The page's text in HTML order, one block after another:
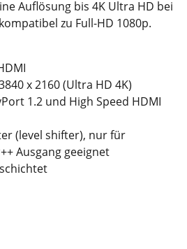
Auflösung bis 4K Ultra HD bei
zu Full-HD 1080p.
x 2160 (Ultra HD 4K)
1.2 und High Speed HDMI
(level shifter), nur für
Ausgang geeignet